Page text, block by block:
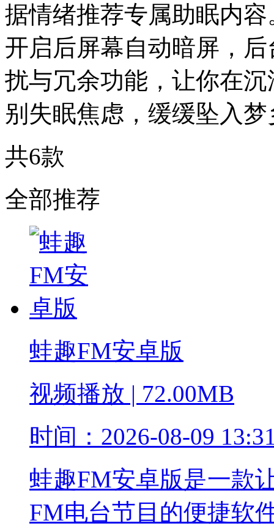
据情绪推荐专属助眠内
开启后屏幕自动暗屏，
扰与冗余功能，让你在
别失眠焦虑，缓缓坠入梦
共6款
全部推荐
蛙趣FM安卓版
视频播放 | 72.00MB
时间： 2026-08-09
蛙趣FM安卓版是一款
FM电台节目的便捷软